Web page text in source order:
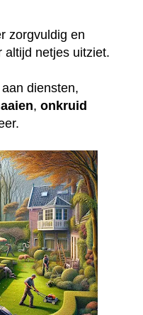
zorgvuldig en
altijd netjes uitziet.
diensten,
, onkruid